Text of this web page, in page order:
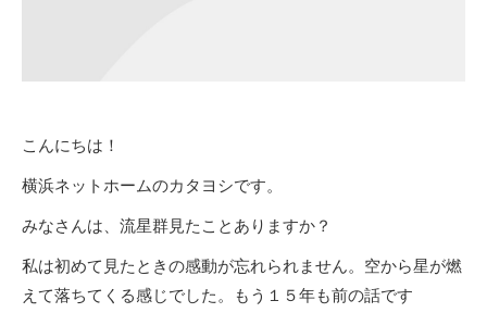
こんにちは！
横浜ネットホームのカタヨシです。
みなさんは、流星群見たことありますか？
私は初めて見たときの感動が忘れられません。空から星が燃
えて落ちてくる感じでした。もう１５年も前の話です